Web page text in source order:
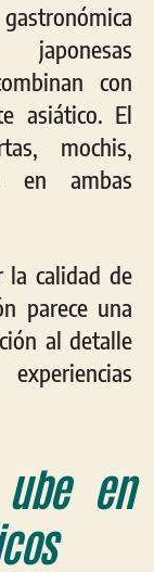
con
asiático. El
mochis,
en ambas
la calidad de
parece una
al detalle
en